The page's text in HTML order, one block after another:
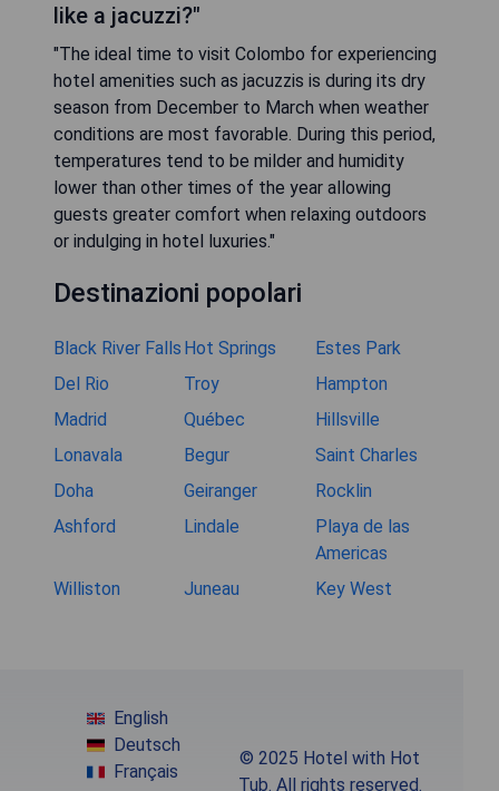
like a jacuzzi?"
"The ideal time to visit Colombo for experiencing
hotel amenities such as jacuzzis is during its dry
season from December to March when weather
conditions are most favorable. During this period,
temperatures tend to be milder and humidity
lower than other times of the year allowing
guests greater comfort when relaxing outdoors
or indulging in hotel luxuries."
Destinazioni popolari
Black River Falls Hot Springs
Estes Park
Del Rio
Troy
Hampton
Madrid
Québec
Hillsville
Lonavala
Begur
Saint Charles
Doha
Geiranger
Rocklin
Ashford
Lindale
Playa de las
Americas
Williston
Juneau Key West
English
Deutsch
Français
© 2025 Hotel with Hot
Tub. All rights reserved.